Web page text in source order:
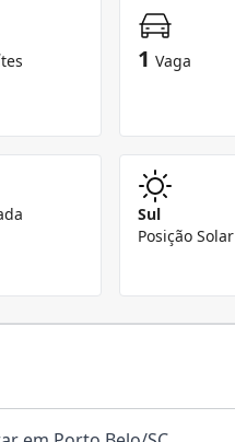
1 Vaga
Sul
Posição Solar